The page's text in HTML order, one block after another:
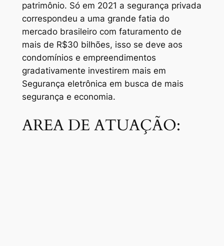
patrimônio. Só em 2021 a segurança privada
correspondeu a uma grande fatia do
mercado brasileiro com faturamento de
mais de R$30 bilhões, isso se deve aos
condomínios e empreendimentos
gradativamente investirem mais em
Segurança eletrônica em busca de mais
segurança e economia.
AREA DE ATUAÇÃO: